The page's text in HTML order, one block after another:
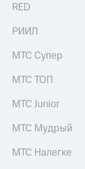
RED
РИИЛ
МТС Супер
МТС ТОП
МТС Junior
МТС Мудрый
МТС Налегке